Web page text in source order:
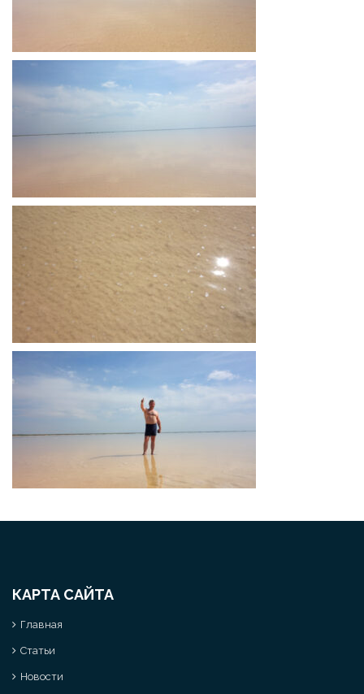
КАРТА САЙТА
Главная
Статьи
Новости